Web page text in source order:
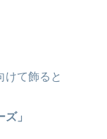
けて飾ると
」